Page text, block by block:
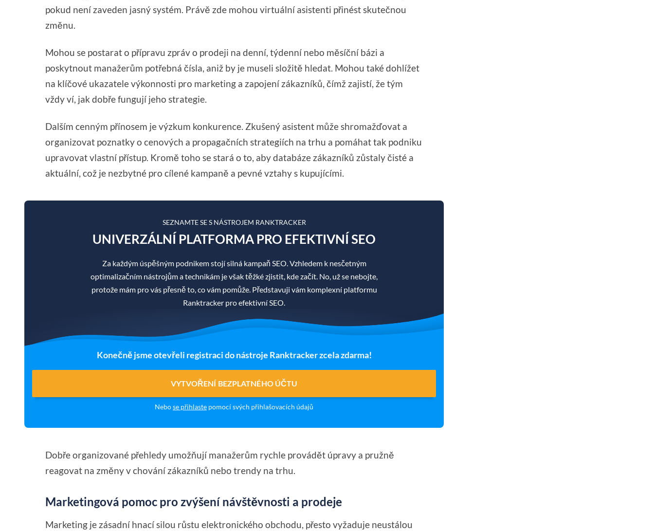
pokud není zaveden jasný systém. Právě zde mohou virtuální asistenti přinést skutečnou
změnu.
Mohou se postarat o přípravu zpráv o prodeji na denní, týdenní nebo měsíční bázi a
poskytnout manažerům potřebná čísla, aniž by je museli složitě hledat. Mohou také dohlížet
na klíčové ukazatele výkonnosti pro marketing a zapojení zákazníků, čímž zajistí, že tým
vždy ví, jak dobře fungují jeho strategie.
Dalším cenným přínosem je výzkum konkurence. Zkušený asistent může shromažďovat a
organizovat poznatky o cenových a propagačních strategiích na trhu a pomáhat tak podniku
upravovat vlastní přístup. Kromě toho se stará o to, aby databáze zákazníků zůstaly čisté a
aktuální, což je nezbytné pro cílené kampaně a pevné vztahy s kupujícími.
SEZNAMTE SE S NÁSTROJEM RANKTRACKER
UNIVERZÁLNÍ PLATFORMA PRO EFEKTIVNÍ SEO
Za každým úspěšným podnikem stojí silná kampaň SEO. Vzhledem k nesčetným
optimalizačním nástrojům a technikám je však těžké zjistit, kde začít. No, už se nebojte,
protože mám pro vás přesně to, co vám pomůže. Představuji vám komplexní platformu
Ranktracker pro efektivní SEO.
Konečně jsme otevřeli registraci do nástroje Ranktracker zcela zdarma!
VYTVOŘENÍ BEZPLATNÉHO ÚČTU
Nebose přihlaste pomocí svých přihlašovacích údajů
Dobře organizované přehledy umožňují manažerům rychle provádět úpravy a pružně
reagovat na změny v chování zákazníků nebo trendy na trhu.
Marketingová pomoc pro zvýšení návštěvnosti a prodeje
Marketing je zásadní hnací silou růstu elektronického obchodu, přesto vyžaduje neustálou